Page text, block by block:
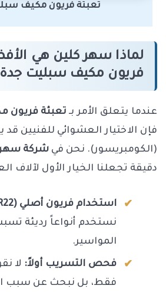
تعبئة فريون مكيف
لماذا سهر كلين هي
فريون مكيف سبليت
عندما يتعلق الأمر بـ تعبئة فريون
فإن الاختيار العشوائي للفنيين
(الكومبريسور). نحن في شركة سهر
دقيقة تجعلنا الخيار الأول لآلاف
استخدام فريون أصلي (R410A & R22):
نستخدم أنواعاً رديئة
المواسير.
فحص التسريب أولاً: لا
فقط، بل نبحث عن سبب